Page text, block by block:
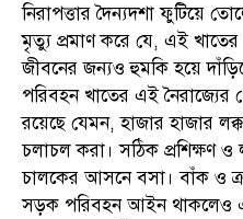
নিরাপত্তার দৈন্যদশা ফুটিয়ে
মৃত্যু প্রমাণ করে যে, এই খাতের
জীবনের জন্যও হুমকি হয়ে
পরিবহন খাতের এই নৈরাজ্যের
রয়েছে যেমন, হাজার হাজার
চলাচল করা। সঠিক প্রশিক্ষণ
চালকের আসনে বসা। বাঁক ও
সড়ক পরিবহন আইন থাকলেও